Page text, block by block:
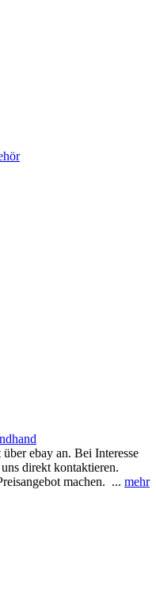
ebay an. Bei Interesse
direkt kontaktieren.
machen. ... mehr